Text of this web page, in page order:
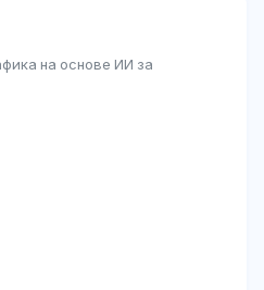
на основе ИИ за